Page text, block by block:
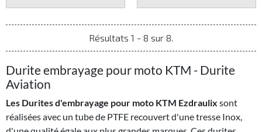
Résultats 1 - 8 sur 8.
Durite embrayage pour moto KTM - Durite
Aviation
Les Durites d'embrayage pour moto KTM Ezdraulix sont
réalisées avec un tube de PTFE recouvert d'une tresse Inox,